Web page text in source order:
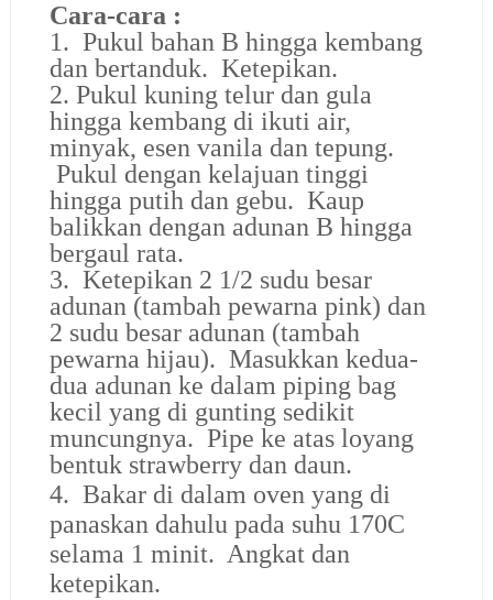
Cara-cara :
1. Pukul bahan B hingga kembang
dan bertanduk. Ketepikan.
2. Pukul kuning telur dan gula
hingga kembang di ikuti air,
minyak, esen vanila dan tepung.
Pukul dengan kelajuan tinggi
hingga putih dan gebu. Kaup
balikkan dengan adunan B hingga
bergaul rata.
3. Ketepikan 2 1/2 sudu besar
adunan (tambah pewarna pink) dan
2 sudu besar adunan (tambah
pewarna hijau). Masukkan kedua-
dua adunan ke dalam piping bag
kecil yang di gunting sedikit
muncungnya. Pipe ke atas loyang
bentuk strawberry dan daun.
4. Bakar di dalam oven yang di
panaskan dahulu pada suhu 170C
selama 1 minit. Angkat dan
ketepikan.